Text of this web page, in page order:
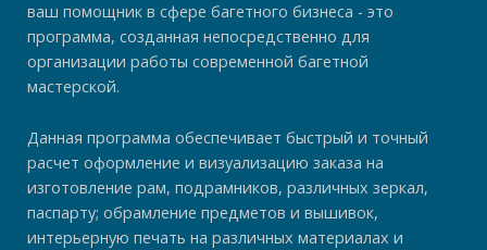
ваш помощник в сфере багетного бизнеса - это
программа, созданная непосредственно для
организации работы современной багетной
мастерской.
Данная программа обеспечивает быстрый и точный
расчет оформление и визуализацию заказа на
изготовление рам, подрамников, различных зеркал,
паспарту; обрамление предметов и вышивок,
интерьерную печать на различных материалах и